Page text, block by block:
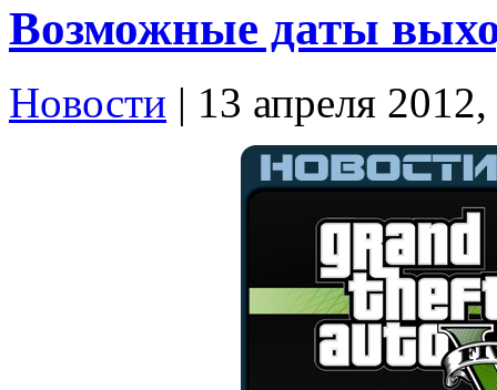
Возможные даты
Новости | 13 апреля